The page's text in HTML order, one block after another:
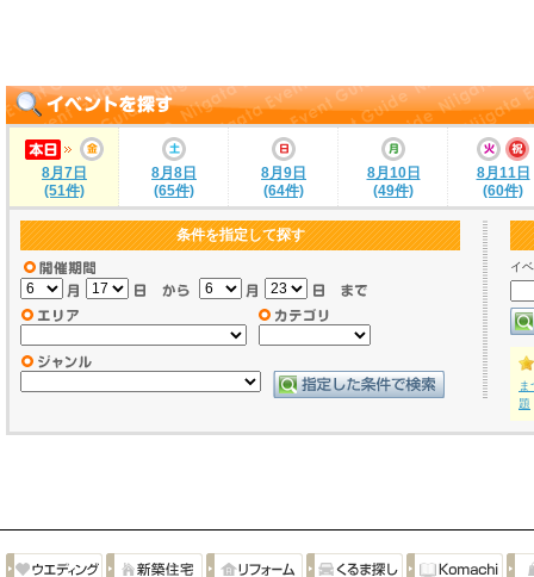
8月7日
(51件)
8月8日
(65件)
8月9日
(64件)
8月10日
(49件)
8月11日
(60件)
条件を指定して探す
イ
ま
題